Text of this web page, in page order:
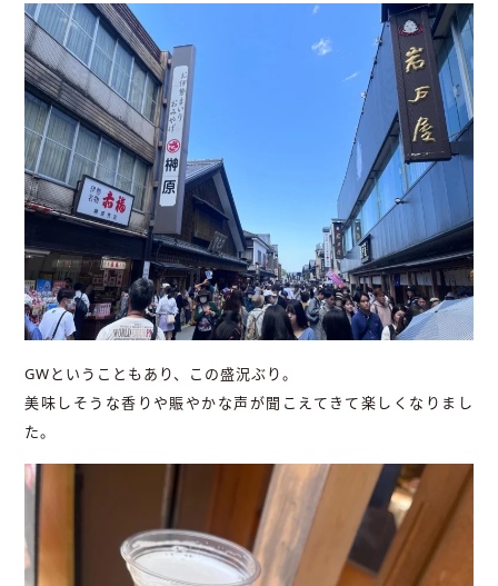
GWということもあり、この盛況ぶり。
美味しそうな香りや賑やかな声が聞こえてきて楽しくなりまし
た。